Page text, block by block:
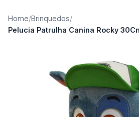
Home/Brinquedos/
Pelucia Patrulha Canina Rocky